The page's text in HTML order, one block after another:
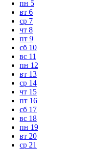
пн 5
вт 6
ср 7
чт 8
пт 9
сб 10
вс 11
пн 12
вт 13
ср 14
чт 15
пт 16
сб 17
вс 18
пн 19
вт 20
ср 21